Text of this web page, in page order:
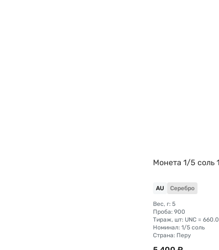
Монета 1/5 соль
AU Серебро
Вес, г: 5
Проба: 900
Тираж, шт: UNC =
Номинал: 1/5 соль
Страна: Перу